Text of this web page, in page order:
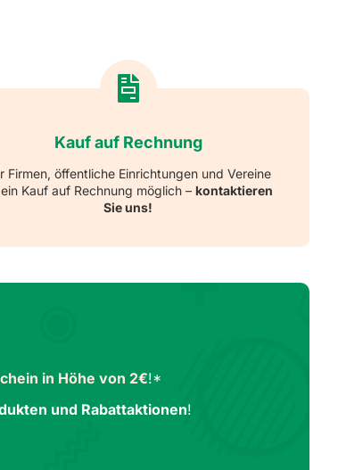
Kauf auf Rechnung
Firmen, öffentliche Einrichtungen und Vereine
Kauf auf Rechnung möglich – kontaktieren
Sie uns!
in Höhe von 2€!*
und Rabattaktionen!